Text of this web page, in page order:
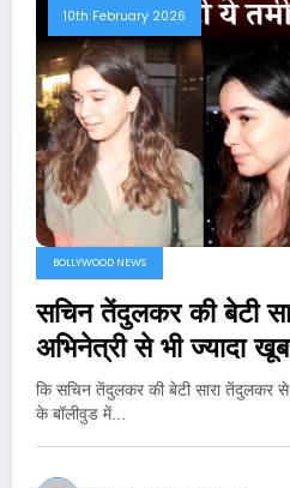
10th February 2026
BOLLYWOOD NEWS
सचिन तेंदुलकर की बेटी
अभिनेत्री से भी ज्यादा
कि सचिन तेंदुलकर की बेटी सारा तेंदुलकर से
के बॉलीवुड में…